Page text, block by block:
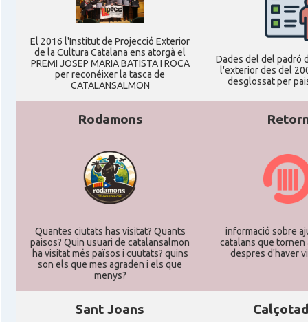
El 2016 l'Institut de Projecció Exterior
de la Cultura Catalana ens atorgà el
PREMI JOSEP MARIA BATISTA I ROCA
per reconéixer la tasca de
CATALANSALMON
Dades del del padró
l'exterior des del
desglossat per
Rodamons
Quantes ciutats has visitat? Quants
paisos? Quin usuari de catalansalmon
ha visitat més països i cuutats? quins
son els que mes agraden i els que
menys?
informació sobre
catalans que tornen
despres d'haver
Sant Joans